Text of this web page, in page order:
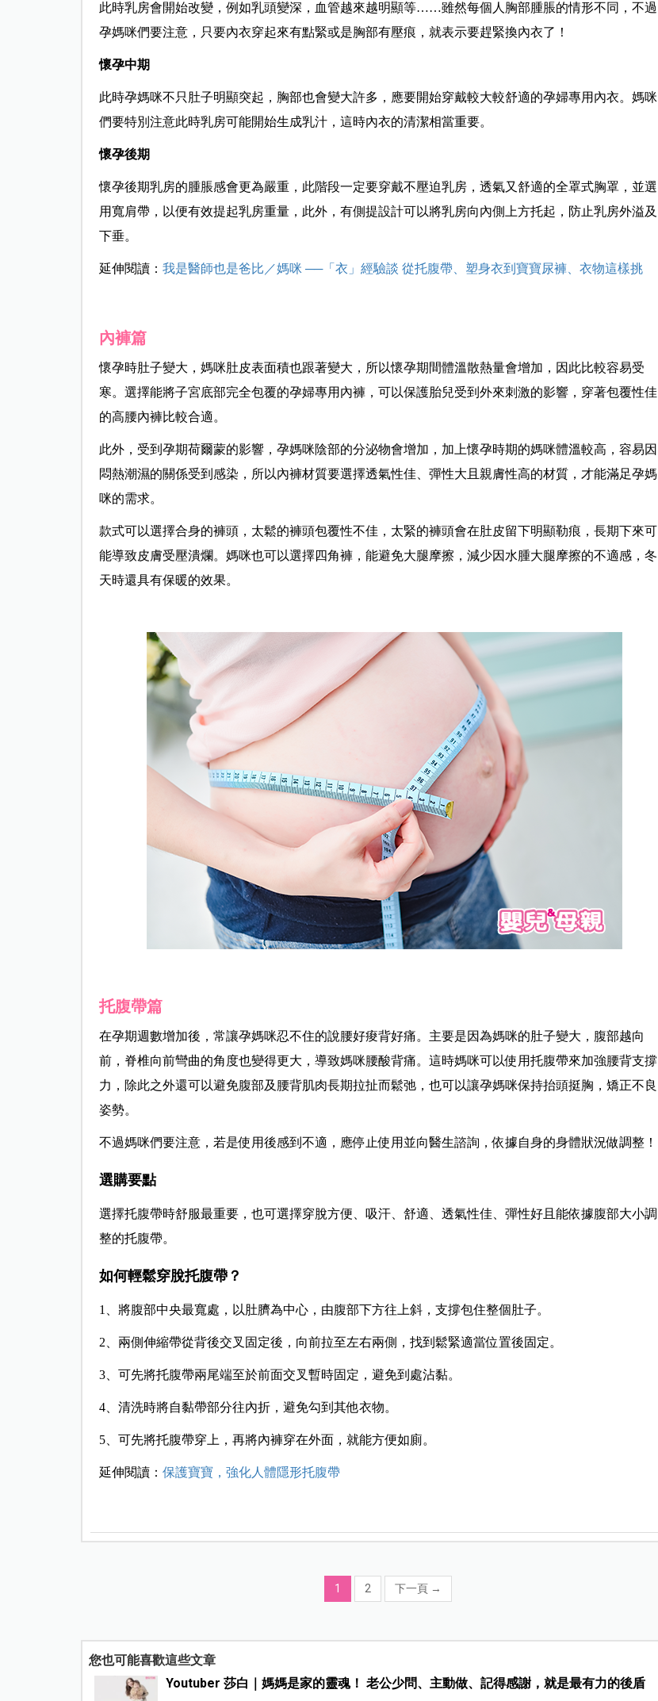
此時乳房會開始改變，例如乳頭變深，血管越來越明顯等……雖然每個人胸部腫脹的情形不同，不過
孕媽咪們要注意，只要內衣穿起來有點緊或是胸部有壓痕，就表示要趕緊換內衣了！
懷孕中期
此時孕媽咪不只肚子明顯突起，胸部也會變大許多，應要開始穿戴較大較舒適的孕婦專用內衣。媽咪
們要特別注意此時乳房可能開始生成乳汁，這時內衣的清潔相當重要。
懷孕後期
懷孕後期乳房的腫脹感會更為嚴重，此階段一定要穿戴不壓迫乳房，透氣又舒適的全罩式胸罩，並選
用寬肩帶，以便有效提起乳房重量，此外，有側提設計可以將乳房向內側上方托起，防止乳房外溢及
下垂。
延伸閱讀： 我是醫師也是爸比／媽咪 ──「衣」經驗談 從托腹帶、塑身衣到寶寶尿褲、衣物這樣挑
內褲篇
懷孕時肚子變大，媽咪肚皮表面積也跟著變大，所以懷孕期間體溫散熱量會增加，因此比較容易受
寒。選擇能將子宮底部完全包覆的孕婦專用內褲，可以保護胎兒受到外來刺激的影響，穿著包覆性佳
的高腰內褲比較合適。
此外，受到孕期荷爾蒙的影響，孕媽咪陰部的分泌物會增加，加上懷孕時期的媽咪體溫較高，容易因
悶熱潮濕的關係受到感染，所以內褲材質要選擇透氣性佳、彈性大且親膚性高的材質，才能滿足孕媽
咪的需求。
款式可以選擇合身的褲頭，太鬆的褲頭包覆性不佳，太緊的褲頭會在肚皮留下明顯勒痕，長期下來可
能導致皮膚受壓潰爛。媽咪也可以選擇四角褲，能避免大腿摩擦，減少因水腫大腿摩擦的不適感，冬
天時還具有保暖的效果。
托腹帶篇
在孕期週數增加後，常讓孕媽咪忍不住的說腰好痠背好痛。主要是因為媽咪的肚子變大，腹部越向
前，脊椎向前彎曲的角度也變得更大，導致媽咪腰酸背痛。這時媽咪可以使用托腹帶來加強腰背支撐
力，除此之外還可以避免腹部及腰背肌肉長期拉扯而鬆弛，也可以讓孕媽咪保持抬頭挺胸，矯正不良
姿勢。
不過媽咪們要注意，若是使用後感到不適，應停止使用並向醫生諮詢，依據自身的身體狀況做調整！
選購要點
選擇托腹帶時舒服最重要，也可選擇穿脫方便、吸汗、舒適、透氣性佳、彈性好且能依據腹部大小調
整的托腹帶。
如何輕鬆穿脫托腹帶？
1、將腹部中央最寬處，以肚臍為中心，由腹部下方往上斜，支撐包住整個肚子。
2、兩側伸縮帶從背後交叉固定後，向前拉至左右兩側，找到鬆緊適當位置後固定。
3、可先將托腹帶兩尾端至於前面交叉暫時固定，避免到處沾黏。
4、清洗時將自黏帶部分往內折，避免勾到其他衣物。
5、可先將托腹帶穿上，再將內褲穿在外面，就能方便如廁。
延伸閱讀： 保護寶寶，強化人體隱形托腹帶
1 2 下一頁 →
您也可能喜歡這些文章
Youtuber 莎白｜媽媽是家的靈魂！ 老公少問、主動做、記得感謝，就是最有力的後盾